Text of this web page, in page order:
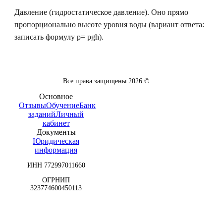
Давление (гидростатическое давление). Оно прямо
пропорционально высоте уровня воды (вариант ответа:
записать формулу p= pgh).
Все права защищены 2026 ©
Основное
ОтзывыОбучениеБанк
заданийЛичный
кабинет
Документы
Юридическая
информация
ИНН 772997011660
ОГРНИП
323774600450113